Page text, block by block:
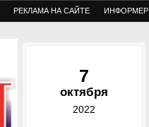
РЕКЛАМА НА САЙТЕ ИНФОРМЕР
7
октября
2022